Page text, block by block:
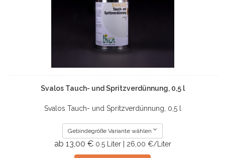
Svalos Tauch- und Spritzverdünnung, 0,5 l
Svalos Tauch- und Spritzverdünnung, 0,5 l
Gebindegröße Variante wählen
ab 13,00 € 0.5 Liter | 26,00 €/Liter